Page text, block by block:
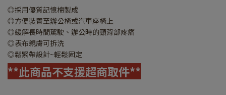
◎採用優質記憶棉製成
◎方便裝置至辦公椅或汽車座椅上
◎緩解長時間駕駛、辦公時的頸背部疼痛
◎表布親膚可拆洗
◎鬆緊帶設計~輕鬆固定
**此商品不支援超商取件**